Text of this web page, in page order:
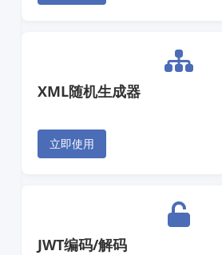
XML随机生成器
立即使用
JWT编码/解码